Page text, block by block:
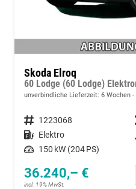
Skoda Elroq
unverbindliche Lieferzeit: 6 Wochen
Fahrzeugnummer 1223068
Kraftstoff Elektro
Leistung 150 kW (204 PS)
36.240,– €
incl. 19% MwSt.